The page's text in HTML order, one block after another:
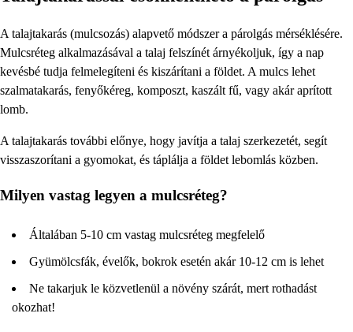
A talajtakarás (mulcsozás) alapvető módszer a párolgás mérséklésére.
Mulcsréteg alkalmazásával a talaj felszínét árnyékoljuk, így a nap
kevésbé tudja felmelegíteni és kiszárítani a földet. A mulcs lehet
szalmatakarás, fenyőkéreg, komposzt, kaszált fű, vagy akár aprított
lomb.
A talajtakarás további előnye, hogy javítja a talaj szerkezetét, segít
visszaszorítani a gyomokat, és táplálja a földet lebomlás közben.
Milyen vastag legyen a mulcsréteg?
Általában 5-10 cm vastag mulcsréteg megfelelő
Gyümölcsfák, évelők, bokrok esetén akár 10-12 cm is lehet
Ne takarjuk le közvetlenül a növény szárát, mert rothadást
okozhat!